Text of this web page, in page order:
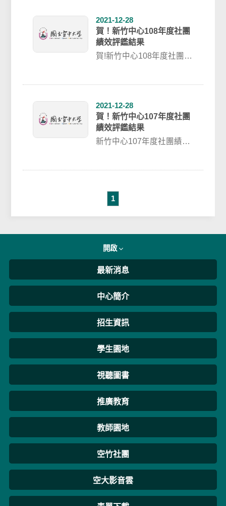
2021-12-28
賀！新竹中心108年度社團
績效評鑑結果
賀!新竹中心108年度社團績
2021-12-28
賀！新竹中心107年度社團
績效評鑑結果
新竹中心107年度社團績效
1
開啟
最新消息
中心簡介
招生資訊
學生園地
視聽圖書
推廣教育
教師園地
空竹社團
空大影音雲